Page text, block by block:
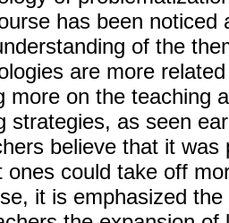
has been
of the
are more
more on the teaching
strategies, as seen
believe that it
ones could take off
it is emphasized